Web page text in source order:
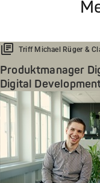
Triff Michael Rüger &
Produktmanager
Digital